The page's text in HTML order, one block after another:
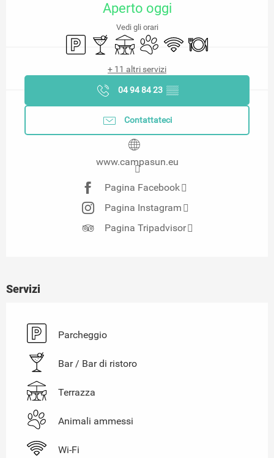
Aperto oggi
Vedi gli orari
ParcheggioBar / Bar di ristoro
TerrazzaAnimali ammessi
Wi-Fi Ristorante
+ 11 altri servizi
04 94 84 23 ▒▒
Contattateci
www.campasun.eu
Pagina Facebook
Pagina Instagram
Pagina Tripadvisor
Servizi
Parcheggio
Bar / Bar di ristoro
Terrazza
Animali ammessi
Wi-Fi